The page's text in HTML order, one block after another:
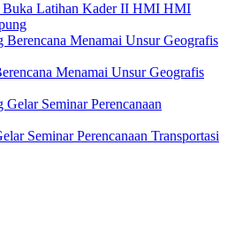
Buka Latihan Kader II HMI HMI
Menamai Unsur Geografis
Seminar Perencanaan Transportasi